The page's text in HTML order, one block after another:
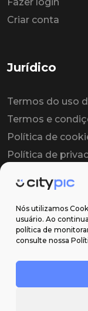
Nós utilizamos
usuário. Ao
política de
consulte nossa
Criar conta
Jurídico
Termos do uso
Termos e
Política de
Política de
Contrato de
Suporte
Email: